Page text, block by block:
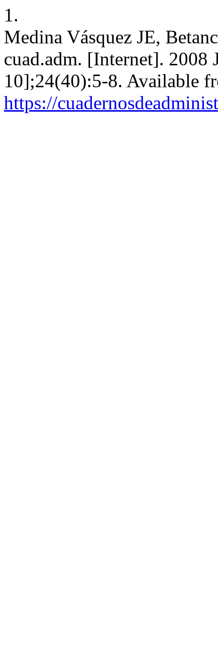
1.
Medina Vásquez JE,
cuad.adm. [Internet]. 2008
10];24(40):5-8. Available
https://